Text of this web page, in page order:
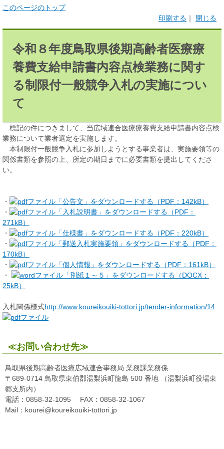
このページのトップ
印刷する ｜ 閉じる
令和８年度鳥取県後期高齢者医療療
養費支給申請書内容点検業務に関す
る制限付一般競争入札の実施につい
て
標記の件につきまして、当広域連合医療療養費支給申請書内容点検
業務について業者選定を実施します。
本制限付一般競争入札に参加しようとする事業者は、実施要領等の
関係書類を参照の上、所定の期日までに必要書類を提出してくださ
い。
・
「公告文」をダウンロードする（PDF：142kB）
・
「入札説明書」をダウンロードする（PDF：
271kB）
・
「仕様書」をダウンロードする（PDF：220kB）
・
「郵送入札実施要領」をダウンロードする（PDF：
170kB）
・
「個人情報」をダウンロードする（PDF：161kB）
・
「別紙１～５」をダウンロードする（DOCX：
25kB）
入札関係様式http://www.koureikouiki-tottori.jp/tender-information/14
≪お問い合わせ先≫
鳥取県後期高齢者医療広域連合事務局 業務課業務係
〒689-0714 鳥取県東伯郡湯梨浜町龍島 500 番地 （湯梨浜町役場東
郷支所内）
電話：0858-32-1095 FAX：0858-32-1067
Mail：kourei@koureikouiki-tottori.jp